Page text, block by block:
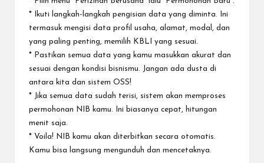
* Ikuti langkah-langkah pengisian data yang diminta. Ini
termasuk mengisi data profil usaha, alamat, modal, dan
yang paling penting, memilih KBLI yang sesuai.
* Pastikan semua data yang kamu masukkan akurat dan
sesuai dengan kondisi bisnismu. Jangan ada dusta di
antara kita dan sistem OSS!
* Jika semua data sudah terisi, sistem akan memproses
permohonan NIB kamu. Ini biasanya cepat, hitungan
menit saja.
* Voila! NIB kamu akan diterbitkan secara otomatis.
Kamu bisa langsung mengunduh dan mencetaknya.